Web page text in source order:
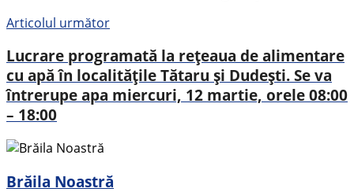
Articolul următor
Lucrare programată la rețeaua de alimentare
cu apă în localitățile Tătaru și Dudești. Se va
întrerupe apa miercuri, 12 martie, orele 08:00
– 18:00
Brăila Noastră